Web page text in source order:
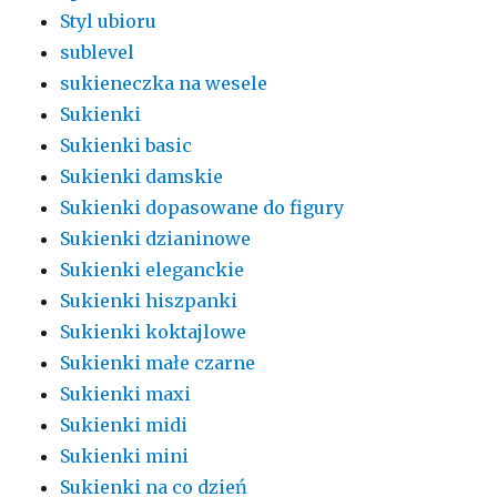
Styl ubioru
sublevel
sukieneczka na wesele
Sukienki
Sukienki basic
Sukienki damskie
Sukienki dopasowane do figury
Sukienki dzianinowe
Sukienki eleganckie
Sukienki hiszpanki
Sukienki koktajlowe
Sukienki małe czarne
Sukienki maxi
Sukienki midi
Sukienki mini
Sukienki na co dzień